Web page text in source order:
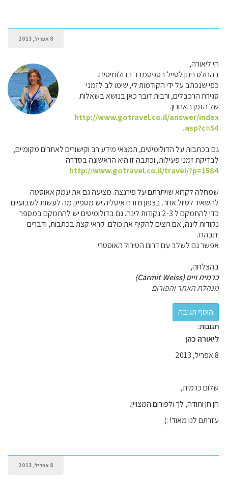
8 אפריל, 2013
הי ליאורה,
בהחלט ניתן לטייל בספטמבר בדולומיטים.
כפי שנכתב על ידי הקודמות לי, שימו לב לזמני
סגירת הרכבלים, ורבות דובר כאן בנושא בשאלות
של הזמן האחרון.
http://www.gotravel.co.il/answer/index
.asp?c=54
גם בכתבות על הדולומיטים, תמצאי מידע רב וקישורים לאתרים מקומיים,
לבדיקת זמני פעילות, וכתבה זו היא הראשונה בסדרה
http://www.gotravel.co.il/travel/?p=1584
שמחלה לקרוא שויתרתם על פירנצה. מציעה גם את עמק אאוסטה
להשאיר לטיול אחר. בצפון מזרח איטליה יש מספיק מה לעשות לשבועיים.
כדי להתמקם ל 2-3 נקודות לינה. גם בדולומיטים יש להתמקם במספר
נקודות לינה, אם רוצים להקיף את כולם. קראי קצת בכתבות, ודברים
יתבהרו.
אפשר גם לשלב עם דרום הטירול האוסטרי.
בהצלחה,
כרמית וייס (Carmit Weiss)
מנהלת האתר והפורום
תגובות:
ליאורה כהן
8 אפריל, 2013
שלום כרמית,
חן חן ותודה, לך ולפורום המצויין.
עזרתם לנו מאוד! :)
8 אפריל, 2013